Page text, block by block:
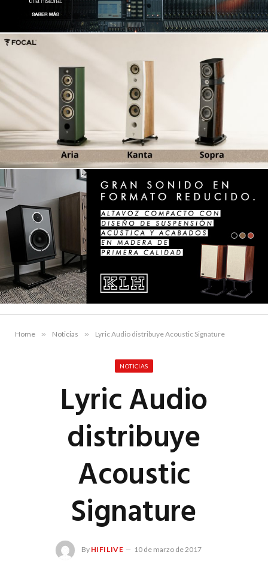
Home » Noticias » Lyric Audio distribuye Acoustic Signature
NOTICIAS
Lyric Audio
distribuye
Acoustic
Signature
By HIFILIVE 10 de marzo de 2017